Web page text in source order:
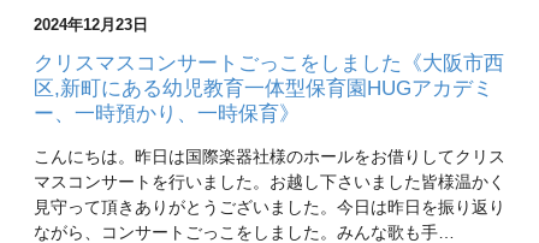
2024年12月23日
クリスマスコンサートごっこをしました《大阪市西
区,新町にある幼児教育一体型保育園HUGアカデミ
ー、一時預かり、一時保育》
こんにちは。昨日は国際楽器社様のホールをお借りしてクリス
マスコンサートを行いました。お越し下さいました皆様温かく
見守って頂きありがとうございました。今日は昨日を振り返り
ながら、コンサートごっこをしました。みんな歌も手…